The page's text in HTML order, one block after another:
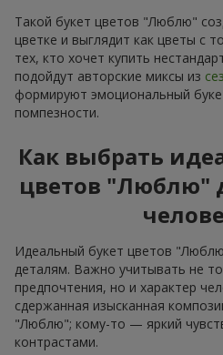
Такой букет цветов "Люблю"
цветке и выглядит как цветы с
тех, кто хочет купить
подойдут авторские миксы из
формируют эмоциональный
помпезности.
Как выбрать
цветов "Люблю"
Идеальный букет цветов
деталям. Важно учитывать не
предпочтения, но и характер
сдержанная изысканная
"Люблю"; кому-то — яркий
контрастами.